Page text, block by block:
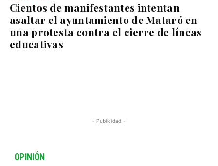
Cientos de manifestantes intentan
asaltar el ayuntamiento de Mataró en
una protesta contra el cierre de líneas
educativas
- Publicidad -
OPINIÓN